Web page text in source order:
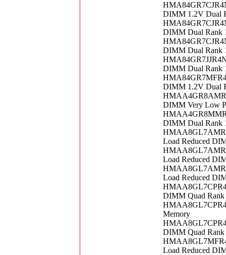
DIMM 1.2V Dual
DIMM Dual Rank
DIMM Dual Rank
DIMM Dual Rank
DIMM 1.2V Dual
DIMM Very Low
DIMM Dual Rank
Load Reduced
Load Reduced
Load Reduced
DIMM Quad
Memory
DIMM Quad
Load Reduced